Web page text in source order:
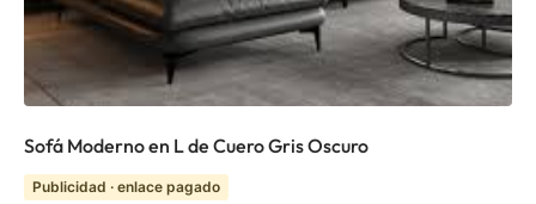
Sofá Moderno en L de Cuero Gris Oscuro
Publicidad · enlace pagado